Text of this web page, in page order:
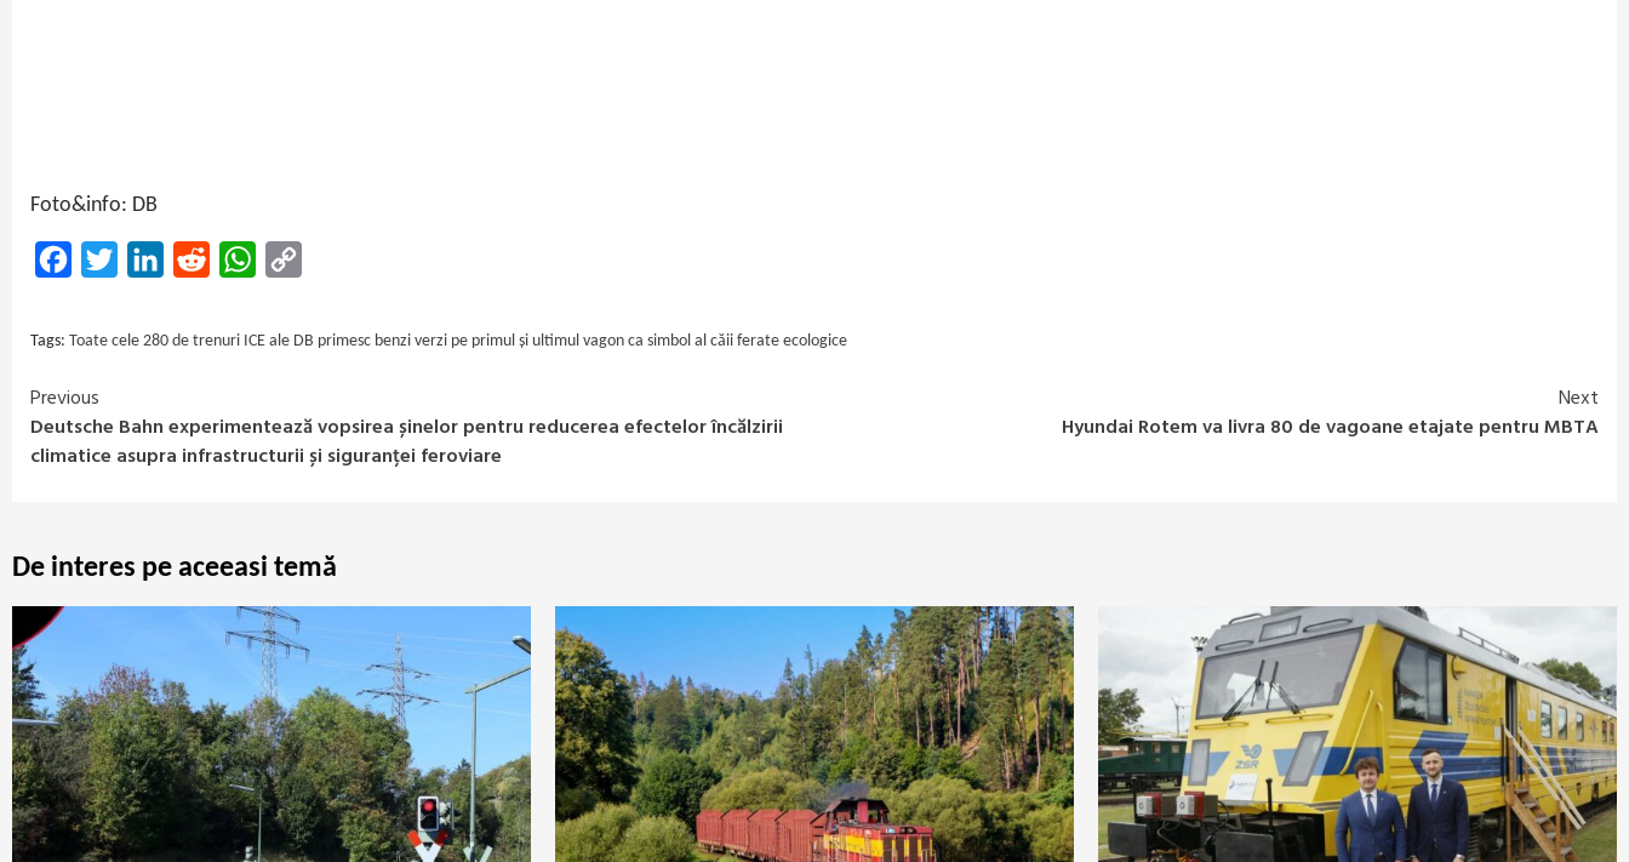
Foto&info: DB
FacebookTwitter LinkedInReddit WhatsApp
Tags: Toate cele 280 de trenuri ICE ale DB primesc benzi verzi pe primul și ultimul vagon ca simbol al căii ferate ecologice
Continue
Reading
Previous
Deutsche Bahn experimentează vopsirea șinelor pentru reducerea efectelor încălzirii
climatice asupra infrastructurii și siguranței feroviare
Next
Hyundai Rotem va livra 80 de vagoane etajate pentru MBTA
De interes pe aceeasi temă